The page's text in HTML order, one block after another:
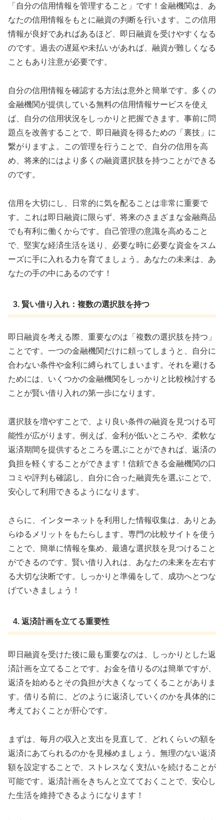
「自分の信用情報を管理すること」です！金融機関は、あ
なたの信用情報をもとに融資の判断を行います。この信用
情報が良好であればあるほど、即日融資を受けやすくなる
のです。過去の遅延や未払いがあれば、融資が難しくなる
こともあり注意が必要です。
自分の信用情報を確認する方法は意外と簡単です。多くの
金融機関が提供している無料の信用情報サービスを使え
ば、自分の信用状況をしっかりと把握できます。事前に問
題点を改善することで、即日融資を得るための「裏技」に
繋がりますよ。この管理を行うことで、自分の信用を高
め、将来的にはより多くの融資選択肢を持つことができる
のです。
信用を大切にし、日常的に気を配ることは非常に重要で
す。これは即日融資に限らず、将来のさまざまな金融商品
でも有利に働くからです。自己管理の意識を高めること
で、堅実な経済生活を送り、必要な時に必要な資金をスム
ーズに手に入れる力を育てましょう。あなたの未来は、あ
なたの手の中にあるのです！
3. 賢い借り入れ：複数の選択肢を持つ
即日融資を考える際、重要なのは「複数の選択肢を持つ」
ことです。一つの金融機関だけに頼ってしまうと、自分に
合わない条件や金利に縛られてしまいます。それを避ける
ためには、いくつかの金融機関をしっかりと比較検討する
ことが賢い借り入れの第一歩になります。
選択肢を増やすことで、より良い条件の融資を見つける可
能性が広がります。例えば、金利が低いところや、柔軟な
返済期間を提供するところを選ぶことができれば、返済の
負担を軽くすることができます！信頼できる金融機関の口
コミや評判も確認し、自分に合った融資先を選ぶことで、
安心して利用できるようになります。
さらに、インターネットを利用した情報収集は、ありとあ
らゆるメリットをもたらします。専門の比較サイトを使う
ことで、簡単に情報を集め、最適な選択肢を見つけること
ができるのです。賢い借り入れは、あなたの未来を左右す
る大切な決断です。しっかりと準備をして、成功へとつな
げていきましょう！
4. 返済計画を立てる重要性
即日融資を受けた後に最も重要なのは、しっかりとした返
済計画を立てることです。お金を借りるのは簡単ですが、
返済を始めるとその負担が大きくなってくることがありま
す。借りる前に、どのように返済していくのかを具体的に
考えておくことが肝心です。
まずは、毎月の収入と支出を見直して、どれくらいの額を
返済にあてられるのかを見極めましょう。無理のない返済
額を設定することで、ストレスなく支払いを続けることが
可能です。返済計画をきちんと立てておくことで、安心し
た生活を維持できるようになります！